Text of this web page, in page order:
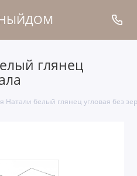
глянец
Натали белый глянец угловая без